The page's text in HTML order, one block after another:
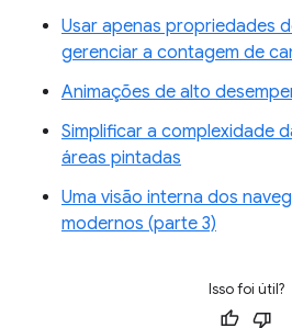
Usar apenas propriedades
gerenciar a contagem de
Animações de alto
Simplificar a complexidade
áreas pintadas
Uma visão interna dos
modernos (parte 3)
Isso foi útil?